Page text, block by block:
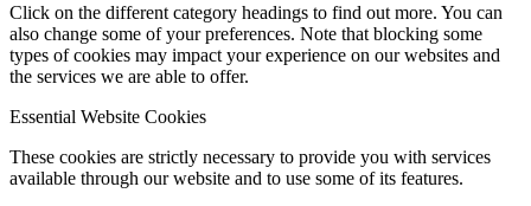
Click on the different category headings to find out more. You can
also change some of your preferences. Note that blocking some
types of cookies may impact your experience on our websites and
the services we are able to offer.
Essential Website Cookies
These cookies are strictly necessary to provide you with services
available through our website and to use some of its features.